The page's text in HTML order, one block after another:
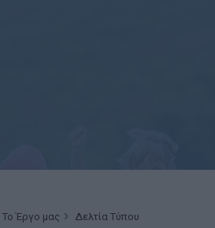
Το Έργο μας Δελτία Τύπου